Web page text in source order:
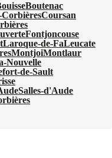
Boutenac
Coursan
Fontjoncouse
Laroque-de-FaLeucate
MontjoiMontlaur
Nouvelle
de-Sault
Salles-d'Aude